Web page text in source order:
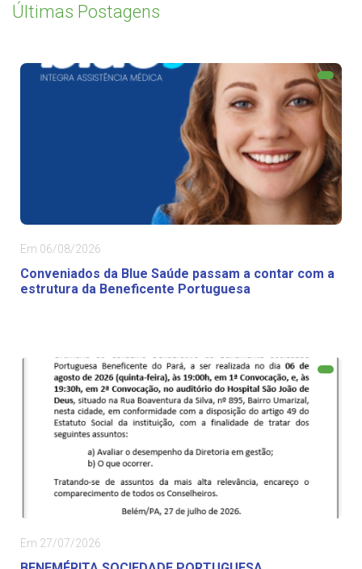
Últimas Postagens
Em 06/08/2026
Conveniados da Blue Saúde passam a contar com a
estrutura da Beneficente Portuguesa
Em 27/07/2026